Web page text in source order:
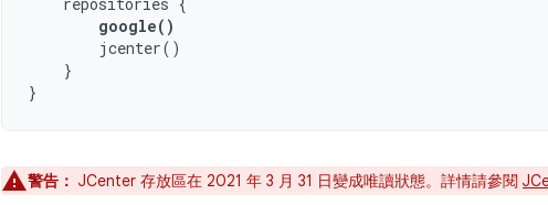
google()
jcenter()
}
}
警告： JCenter 存放區在 2021 年 3 月 31 日變成唯讀狀態。詳情請參閱